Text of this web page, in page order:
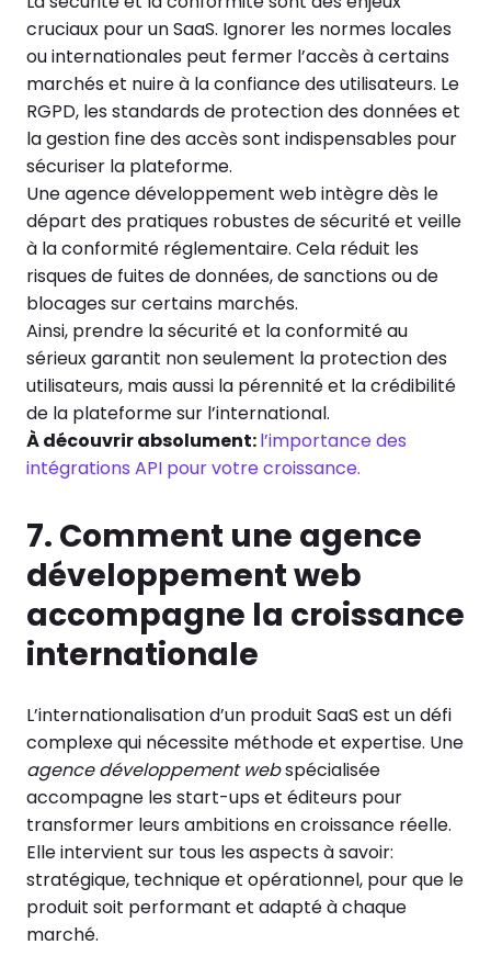
cruciaux pour un SaaS. Ignorer les normes locales
ou internationales peut fermer l’accès à certains
marchés et nuire à la confiance des utilisateurs. Le
RGPD, les standards de protection des données et
la gestion fine des accès sont indispensables pour
sécuriser la plateforme.
Une agence développement web intègre dès le
départ des pratiques robustes de sécurité et veille
à la conformité réglementaire. Cela réduit les
risques de fuites de données, de sanctions ou de
blocages sur certains marchés.
Ainsi, prendre la sécurité et la conformité au
sérieux garantit non seulement la protection des
utilisateurs, mais aussi la pérennité et la crédibilité
de la plateforme sur l’international.
À découvrir absolument:l’importance des
intégrations API pour votre croissance.
7. Comment une agence
développement web
accompagne la croissance
internationale
L’internationalisation d’un produit SaaS est un défi
complexe qui nécessite méthode et expertise. Une
agence développement webspécialisée
accompagne les start-ups et éditeurs pour
transformer leurs ambitions en croissance réelle.
Elle intervient sur tous les aspects à savoir:
stratégique, technique et opérationnel, pour que le
produit soit performant et adapté à chaque
marché.